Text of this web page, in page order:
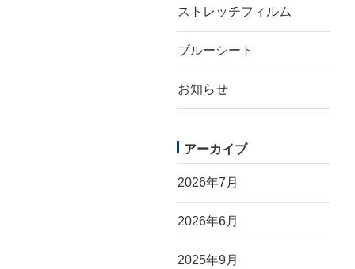
ストレッチフィルム
ブルーシート
お知らせ
アーカイブ
2026年7月
2026年6月
2025年9月
水切り・脱水
フレコンバッグを検索